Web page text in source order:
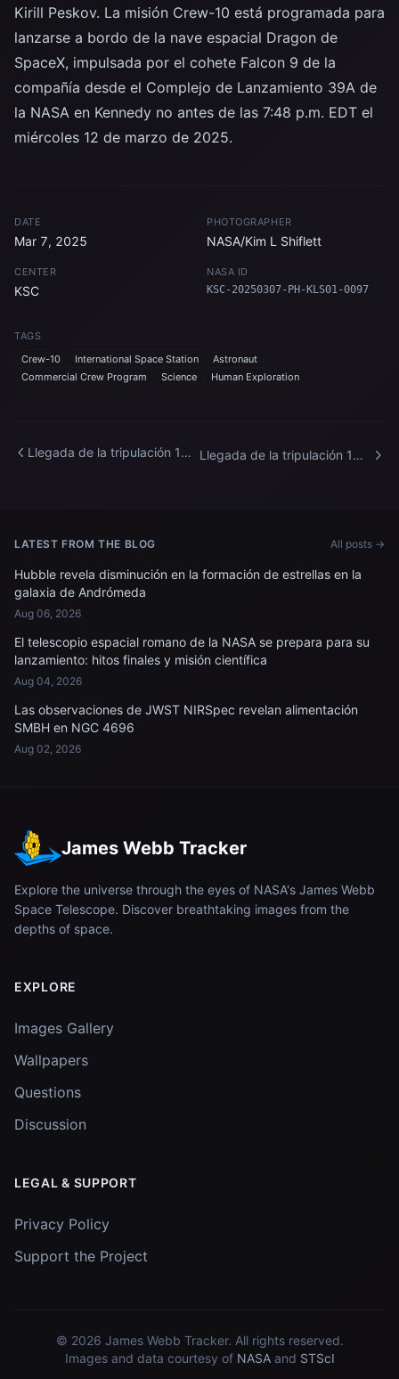
Kirill Peskov. La misión Crew-10 está programada para
lanzarse a bordo de la nave espacial Dragon de
SpaceX, impulsada por el cohete Falcon 9 de la
compañía desde el Complejo de Lanzamiento 39A de
la NASA en Kennedy no antes de las 7:48 p.m. EDT el
miércoles 12 de marzo de 2025.
DATE
Mar 7, 2025
PHOTOGRAPHER
NASA/Kim L Shiflett
CENTER
KSC
NASA ID
KSC-20250307-PH-KLS01-0097
TAGS
Crew-10
International Space Station
Astronaut
Commercial Crew Program
Science Human Exploration
Llegada de la tripulación 10
Llegada de la tripulación 10
LATEST FROM THE BLOG All posts →
Hubble revela disminución en la formación de estrellas en la
galaxia de Andrómeda
Aug 06, 2026
El telescopio espacial romano de la NASA se prepara para su
lanzamiento: hitos finales y misión científica
Aug 04, 2026
Las observaciones de JWST NIRSpec revelan alimentación
SMBH en NGC 4696
Aug 02, 2026
James Webb Tracker
Explore the universe through the eyes of NASA's James Webb
Space Telescope. Discover breathtaking images from the
depths of space.
EXPLORE
Images Gallery
Wallpapers
Questions
Discussion
LEGAL & SUPPORT
Privacy Policy
Support the Project
© 2026 James Webb Tracker. All rights reserved.
Images and data courtesy of NASAand STScI